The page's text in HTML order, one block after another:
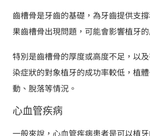
齒槽骨是牙齒的基礎，為牙齒提供支
果齒槽骨出現問題，可能會影響植牙的
特別是齒槽骨的厚度或高度不足，以
染症狀的對象植牙的成功率較低，植
動、脫落等情況。
心血管疾病
一般來說，心血管疾病患者是可以植